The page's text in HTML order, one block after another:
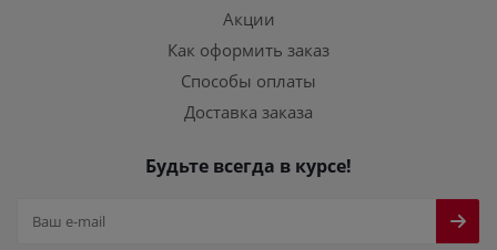
Акции
Как оформить заказ
Способы оплаты
Доставка заказа
Будьте всегда в курсе!